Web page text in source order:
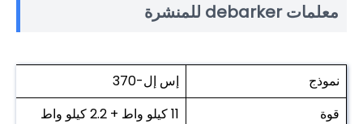
معلمات debarker للمنشرة
نموذج
إس إل-370
قوة
11 كيلو واط + 2.2 كيلو واط